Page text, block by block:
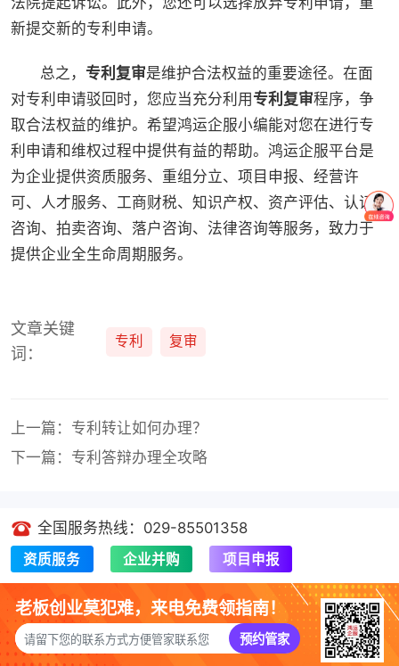
新提交新的专利申请。
总之， 专利复审是维护合法权益的重要途径。在面
对专利申请驳回时，您应当充分利用 专利复审程序，争
取合法权益的维护。希望鸿运企服小编能对您在进行专
利申请和维权过程中提供有益的帮助。鸿运企服平台是
为企业提供资质服务、重组分立、项目申报、经营许
可、人才服务、工商财税、知识产权、资产评估、认证
咨询、拍卖咨询、落户咨询、法律咨询等服务，致力于
提供企业全生命周期服务。
文章关键
词：
专利 复审
上一篇：专利转让如何办理？
下一篇：专利答辩办理全攻略
全国服务热线：029-85501358
资质服务 企业并购 项目申报
老板创业莫犯难，来电免费领指南！
预约管家